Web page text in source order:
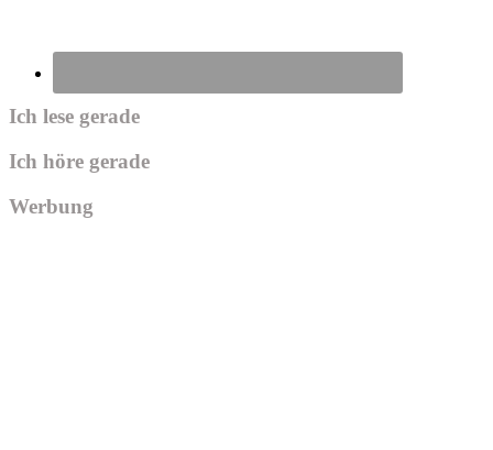
Ich lese gerade
Ich höre gerade
Werbung